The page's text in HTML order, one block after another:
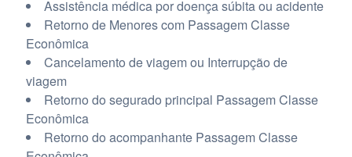
Assistência médica por doença súbita ou acidente
Retorno de Menores com Passagem Classe
Econômica
Cancelamento de viagem ou Interrupção de
viagem
Retorno do segurado principal Passagem Classe
Econômica
Retorno do acompanhante Passagem Classe